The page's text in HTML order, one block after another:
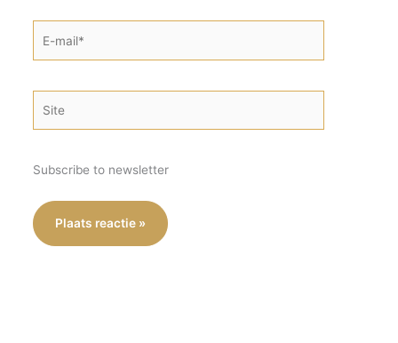
mail*
Subscribe to newsletter